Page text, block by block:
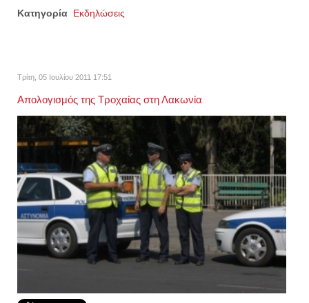
Κατηγορία Εκδηλώσεις
Τρίτη, 05 Ιουλίου 2011 17:51
Απολογισμός της Τροχαίας στη Λακωνία